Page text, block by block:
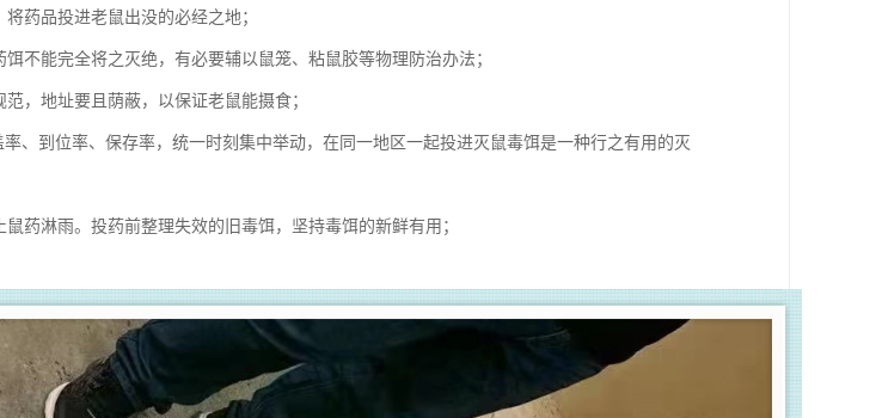
药品投进老鼠出没的必经之地；
不能完全将之灭绝，有必要辅以鼠笼、粘鼠胶等物理防治办法；
，地址要且荫蔽，以保证老鼠能摄食；
、到位率、保存率，统一时刻集中举动，在同一地区一起投进灭鼠毒饵是一种行之有用的灭
药淋雨。投药前整理失效的旧毒饵，坚持毒饵的新鲜有用；